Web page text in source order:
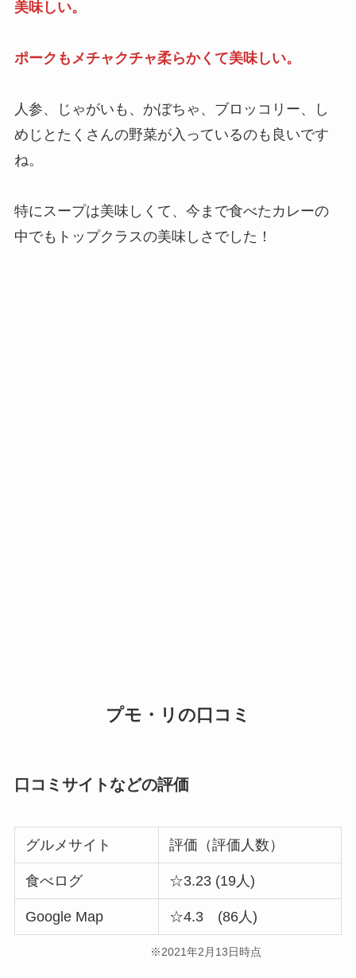
美味しい。
ポークもメチャクチャ柔らかくて美味しい。
人参、じゃがいも、かぼちゃ、ブロッコリー、し
めじとたくさんの野菜が入っているのも良いです
ね。
特にスープは美味しくて、今まで食べたカレーの
中でもトップクラスの美味しさでした！
プモ・リの口コミ
口コミサイトなどの評価
グルメサイト 評価（評価人数）
食べログ ☆3.23 (19人)
Google Map ☆4.3 (86人)
※2021年2月13日時点